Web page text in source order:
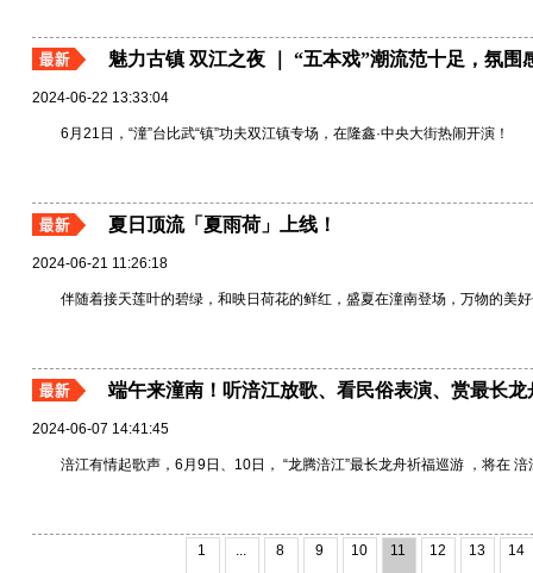
魅力古镇 双江之夜 ｜ “五本戏”潮流范十足，氛围
2024-06-22 13:33:04
6月21日，“潼”台比武“镇”功夫双江镇专场，在隆鑫·中央大街热闹开演！
夏日顶流「夏雨荷」上线！
2024-06-21 11:26:18
伴随着接天莲叶的碧绿，和映日荷花的鲜红，盛夏在潼南登场，万物的美
端午来潼南！听涪江放歌、看民俗表演、赏最长
2024-06-07 14:41:45
涪江有情起歌声，6月9日、10日， “龙腾涪江”最长龙舟祈福巡游 ，将在
1 ... 8 9 10 11 12 13 14